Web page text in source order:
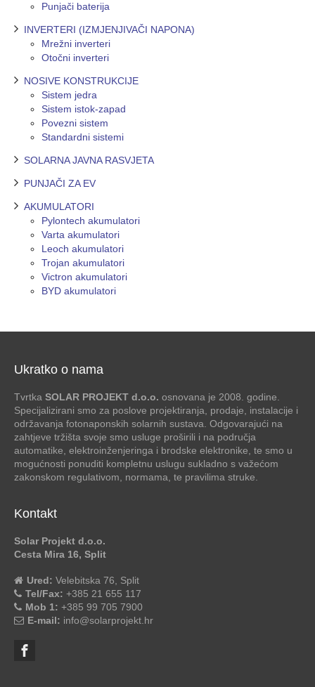
Punjači baterija
INVERTERI (IZMJENJIVAČI NAPONA)
Mrežni inverteri
Otočni inverteri
NOSIVE KONSTRUKCIJE
Sistem jedra
Sistem istok-zapad
Povezni sistem
Standardni sistemi
SOLARNA JAVNA RASVJETA
PUNJAČI ZA EV
AKUMULATORI
Pylontech akumulatori
Varta akumulatori
Leoch akumulatori
Trojan akumulatori
Victron akumulatori
BYD akumulatori
Ukratko o nama
Tvrtka SOLAR PROJEKT d.o.o. osnovana je 2008. godine.
Specijalizirani smo za poslove projektiranja, prodaje, instalacije i
održavanja fotonaponskih solarnih sustava. Odgovarajući na
zahtjeve tržišta svoje smo usluge proširili i na područja
automatike, elektroinženjeringa i brodske elektronike, te smo u
mogućnosti ponuditi kompletnu uslugu sukladno s važećom
zakonskom regulativom, normama, te pravilima struke.
Kontakt
Solar Projekt d.o.o.
Cesta Mira 16, Split
Ured: Velebitska 76, Split
Tel/Fax: +385 21 655 117
Mob 1: +385 99 705 7900
E-mail: info@solarprojekt.hr